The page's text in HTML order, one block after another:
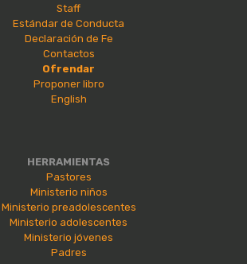
Staff
Estándar de Conducta
Declaración de Fe
Contactos
Ofrendar
Proponer libro
English
HERRAMIENTAS
Pastores
Ministerio niños
Ministerio preadolescentes
Ministerio adolescentes
Ministerio jóvenes
Padres